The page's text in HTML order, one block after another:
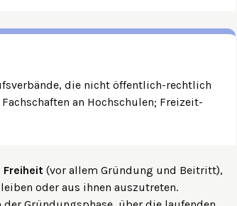
die nicht öffentlich-rechtlich
an Hochschulen; Freizeit-
(vor allem Gründung und Beitritt),
oder aus ihnen auszutreten.